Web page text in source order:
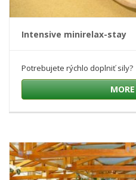
Intensive minirelax-stay
Potrebujete rýchlo doplniť sily?